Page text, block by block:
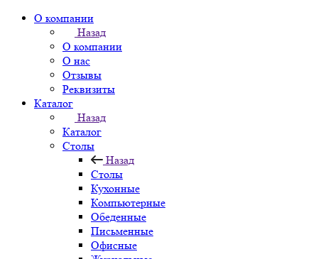
О компании
Назад
О компании
О нас
Отзывы
Реквизиты
Каталог
Назад
Каталог
Столы
Назад
Столы
Кухонные
Компьютерные
Обеденные
Письменные
Офисные